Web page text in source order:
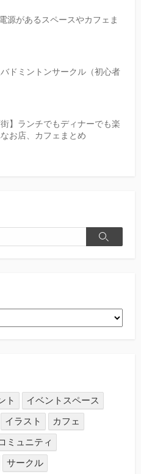
源があるスペースやカフェま
バドミントンサークル（初心者
街】ランチでもディナーでも楽
お店、カフェまとめ
検
ト
イベントスペース
イラスト
カフェ
ミュニティ
サークル